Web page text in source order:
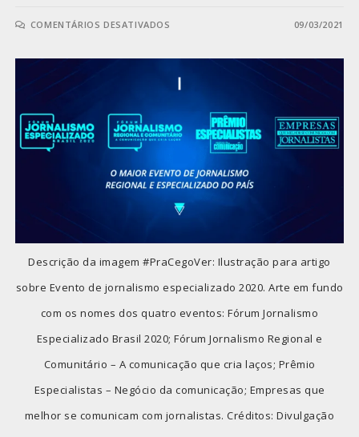
COMENTÁRIOS DESATIVADOS 09/03/2021
Descrição da imagem #PraCegoVer: Ilustração para artigo
sobre Evento de jornalismo especializado 2020. Arte em fundo
com os nomes dos quatro eventos: Fórum Jornalismo
Especializado Brasil 2020; Fórum Jornalismo Regional e
Comunitário – A comunicação que cria laços; Prêmio
Especialistas – Negócio da comunicação; Empresas que
melhor se comunicam com jornalistas. Créditos: Divulgação